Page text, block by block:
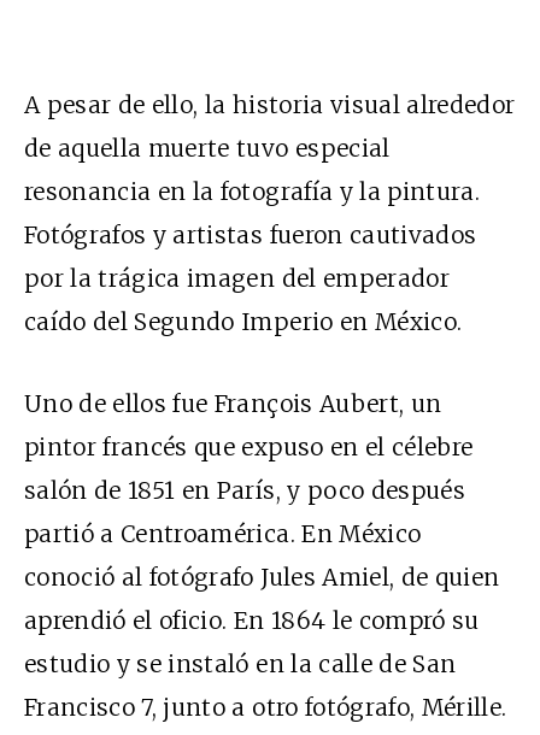
A pesar de ello, la historia visual alrededor
de aquella muerte tuvo especial
resonancia en la fotografía y la pintura.
Fotógrafos y artistas fueron cautivados
por la trágica imagen del emperador
caído del Segundo Imperio en México.
Uno de ellos fue François Aubert, un
pintor francés que expuso en el célebre
salón de 1851 en París, y poco después
partió a Centroamérica. En México
conoció al fotógrafo Jules Amiel, de quien
aprendió el oficio. En 1864 le compró su
estudio y se instaló en la calle de San
Francisco 7, junto a otro fotógrafo, Mérille.